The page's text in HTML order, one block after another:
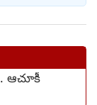
ఆచూకీ